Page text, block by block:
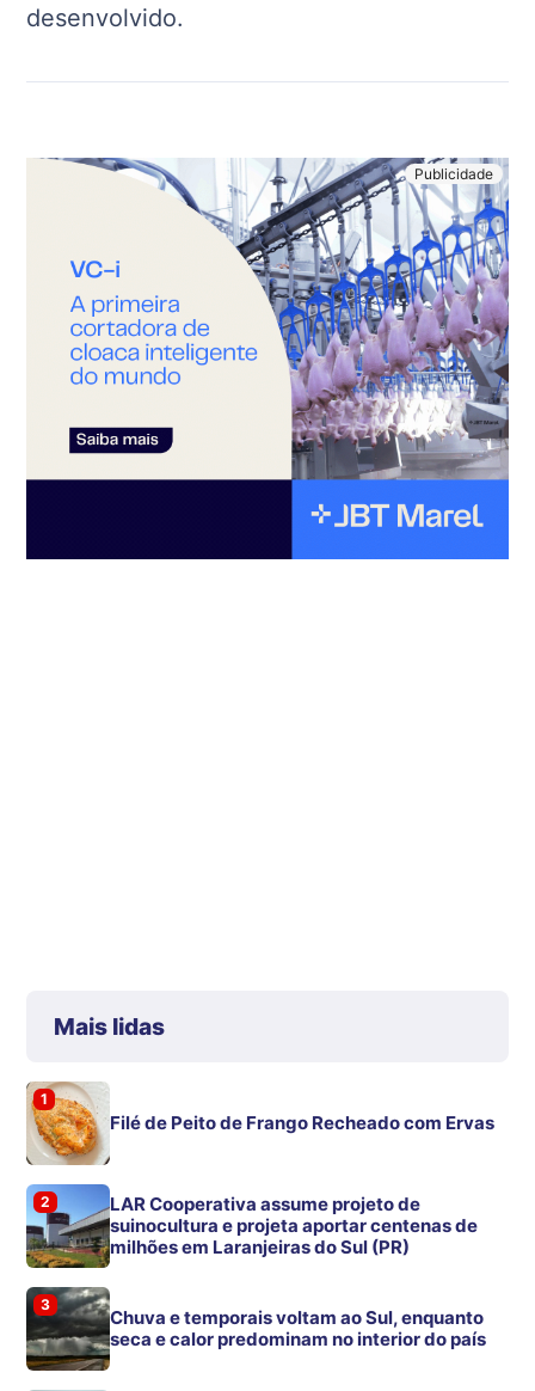
desenvolvido.
Mais lidas
1
Filé de Peito de Frango Recheado com Ervas
2
LAR Cooperativa assume projeto de
suinocultura e projeta aportar centenas de
milhões em Laranjeiras do Sul (PR)
3
Chuva e temporais voltam ao Sul, enquanto
seca e calor predominam no interior do país